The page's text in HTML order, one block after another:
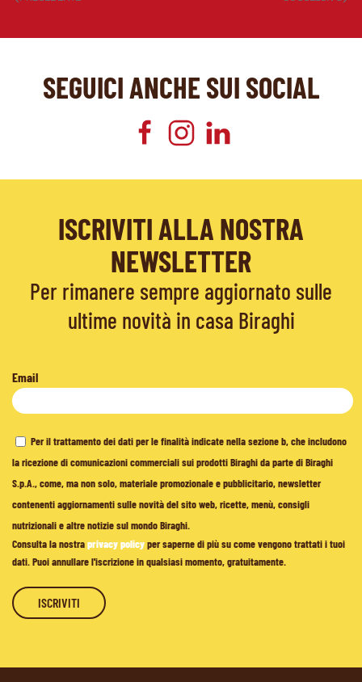
SEGUICI ANCHE SUI SOCIAL
ISCRIVITI ALLA NOSTRA
NEWSLETTER
Per rimanere sempre aggiornato sulle
ultime novità in casa Biraghi
Email
Per il trattamento dei dati per le finalità indicate nella sezione b, che includono
la ricezione di comunicazioni commerciali sui prodotti Biraghi da parte di Biraghi
S.p.A., come, ma non solo, materiale promozionale e pubblicitario, newsletter
contenenti aggiornamenti sulle novità del sito web, ricette, menù, consigli
nutrizionali e altre notizie sul mondo Biraghi.
Consulta la nostraprivacy policyper saperne di più su come vengono trattati i tuoi
dati. Puoi annullare l'iscrizione in qualsiasi momento, gratuitamente.